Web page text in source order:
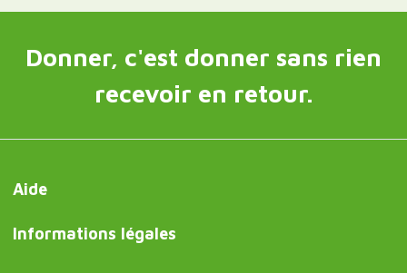
Donner, c'est donner sans rien
recevoir en retour.
Aide
Informations légales